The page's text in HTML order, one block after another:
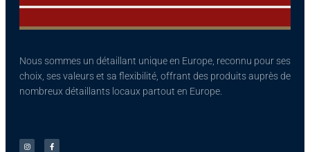
Nous sommes un détaillant unique en Europe, reconnu pour ses
choix, ses valeurs et sa flexibilité, offrant des produits auprès de
nombreux détaillants locaux partout en Europe.